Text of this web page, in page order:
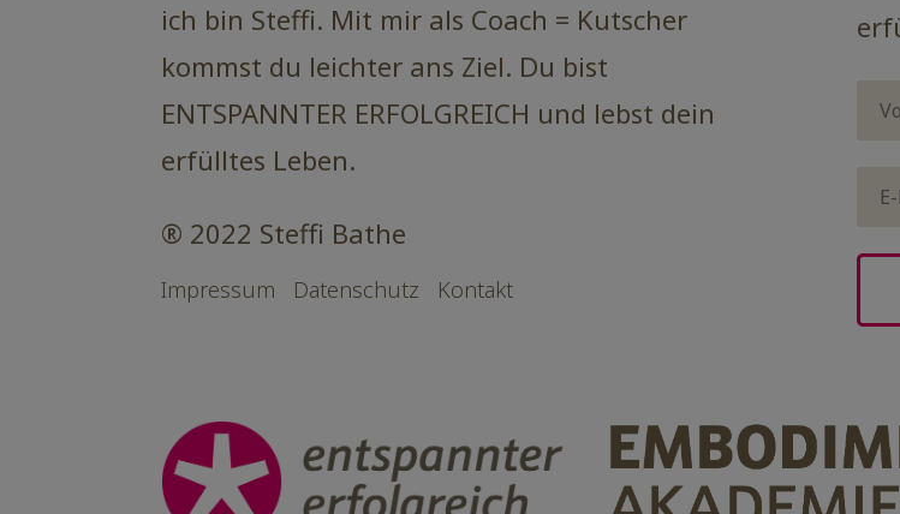
ich bin Steffi. Mit mir als Coach = Kutscher
kommst du leichter ans Ziel. Du bist
ENTSPANNTER ERFOLGREICH und lebst dein
erfülltes Leben.
® 2022 Steffi Bathe
Impressum Datenschutz Kontakt